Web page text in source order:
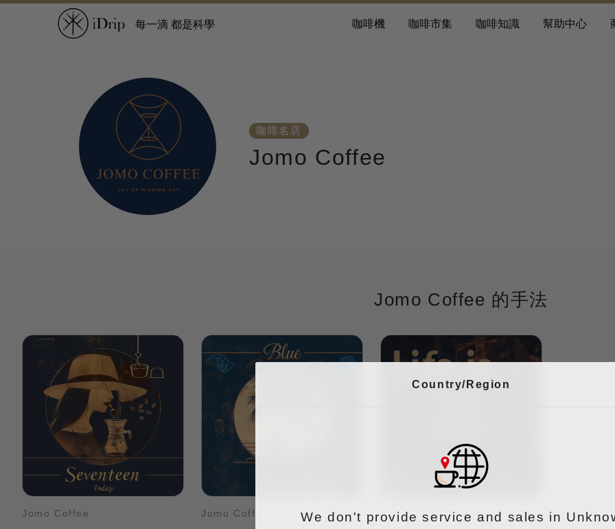
每一滴 都是科學 咖啡機 咖啡市集 咖啡知識 幫助中心
咖啡名店
Jomo Coffee
Jomo Coffee 的手法
Jomo Coffee Jomo Coffee Jomo Coffee
Country/Region
We don't provide service and sales in